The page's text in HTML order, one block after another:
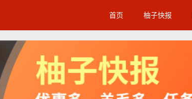
首页 柚子快报